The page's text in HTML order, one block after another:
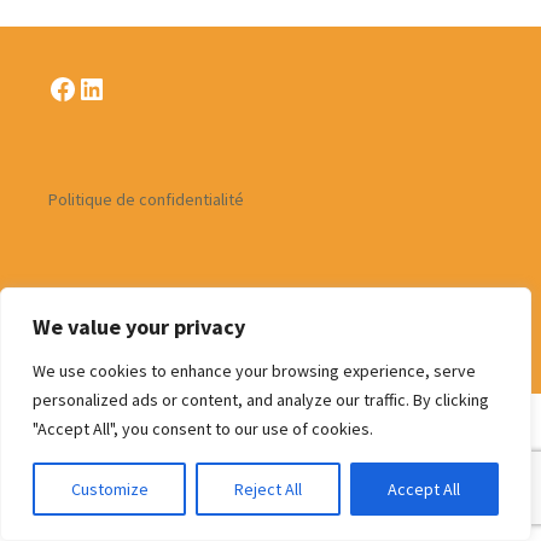
We value your privacy
We use cookies to enhance your browsing experience, serve
personalized ads or content, and analyze our traffic. By clicking
"Accept All", you consent to our use of cookies.
Customize Reject All Accept All
Facebook
LinkedIn
Politique de confidentialité
Fièrement propulsé par WordPress